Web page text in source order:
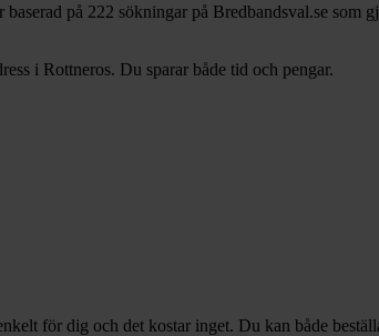
på 222 sökningar på Bredbandsval.se som
i Rottneros. Du sparar både tid och pengar.
för dig och det kostar inget. Du kan både